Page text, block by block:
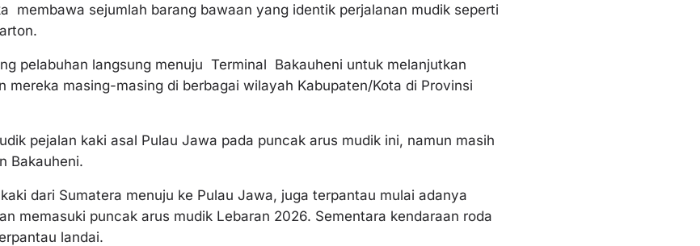
membawa sejumlah barang bawaan yang identik perjalanan mudik seperti
pelabuhan langsung menuju Terminal Bakauheni untuk melanjutkan
mereka masing-masing di berbagai wilayah Kabupaten/Kota di Provinsi
pejalan kaki asal Pulau Jawa pada puncak arus mudik ini, namun masih
Bakauheni.
dari Sumatera menuju ke Pulau Jawa, juga terpantau mulai adanya
memasuki puncak arus mudik Lebaran 2026. Sementara kendaraan roda
landai.